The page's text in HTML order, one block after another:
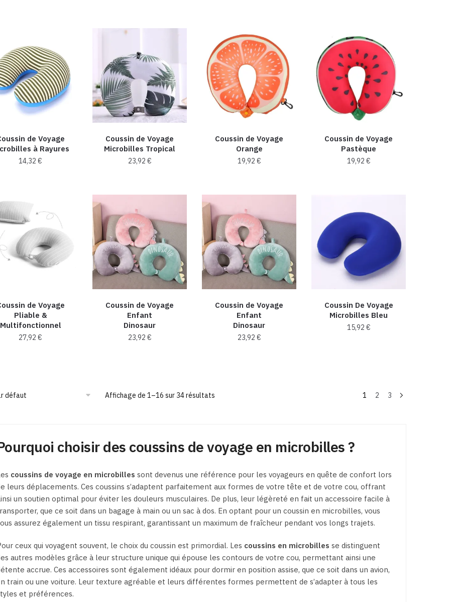
a
plusieurs
variations.
Les
options
peuvent
être
sur
la
page
de Voyage
à Rayures
14,32€
Coussin de Voyage
Microbilles Tropical
23,92 €
Coussin de Voyage
Orange
19,92 €
Coussin de Voyage
Pastèque
19,92 €
de Voyage
Pliable &
Multifonctionnel
27,92€
peuvent
être
choisies
sur
la
page
du
Coussin de Voyage
Enfant
Dinosaur
23,92 €
plusieurs
peuvent
choisies
sur
la
page
du
Coussin de Voyage
Enfant
Dinosaur
23,92 €
peuvent
choisies
sur
la
page
du
Coussin De Voyage
Microbilles Bleu
15,92 €
Affichage de 1–16 sur 34 résultats 1 2 3
choisir des coussins de voyage en microbilles ?
coussins de voyage en microbilles sont devenus une référence pour les voyageurs en quête de confort lors
leurs déplacements. Ces coussins s’adaptent parfaitement aux formes de votre tête et de votre cou, offrant
un soutien optimal pour éviter les douleurs musculaires. De plus, leur légèreté en fait un accessoire facile à
que ce soit dans un bagage à main ou un sac à dos. En optant pour un coussin en microbilles, vous
assurez également un tissu respirant, garantissant un maximum de fraîcheur pendant vos longs trajets.
ceux qui voyagent souvent, le choix du coussin est primordial. Les coussins en microbilles se distinguent
autres modèles grâce à leur structure unique qui épouse les contours de votre cou, permettant ainsi une
accrue. Ces accessoires sont également idéaux pour dormir en position assise, que ce soit dans un avion,
train ou une voiture. Leur texture agréable et leurs différentes formes permettent de s’adapter à tous les
et préférences.